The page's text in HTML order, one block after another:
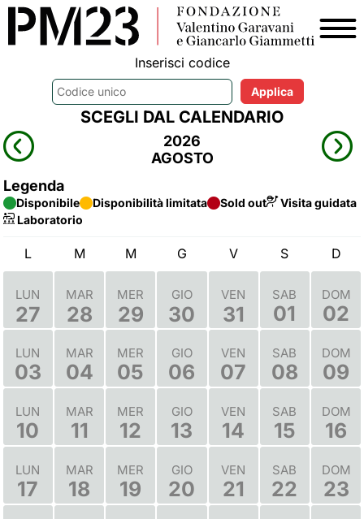
Inserisci codice
SCEGLI DAL CALENDARIO
2026
AGOSTO
Legenda
Disponibile Disponibilità limitata Sold out
Visita guidata
Laboratorio
L M M G V S D
LUN
27
MAR
28
MER
29
GIO
30
VEN
31
SAB
01
DOM
02
LUN
03
MAR
04
MER
05
GIO
06
VEN
07
SAB
08
DOM
09
LUN
10
MAR
11
MER
12
GIO
13
VEN
14
SAB
15
DOM
16
LUN
17
MAR
18
MER
19
GIO
20
VEN
21
SAB
22
DOM
23